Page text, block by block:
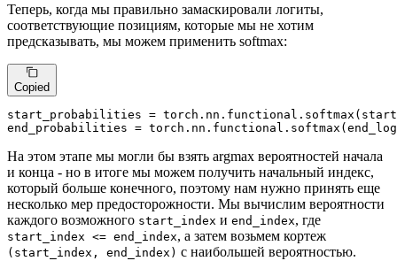
Теперь, когда мы правильно замаскировали логиты,
соответствующие позициям, которые мы не хотим
предсказывать, мы можем применить softmax:
Copied
start_probabilities =
end_probabilities =
На этом этапе мы могли бы взять argmax вероятностей начала
и конца - но в итоге мы можем получить начальный индекс,
который больше конечного, поэтому нам нужно принять еще
несколько мер предосторожности. Мы вычислим вероятности
каждого возможного start_index и end_index, где
start_index <= end_index, а затем возьмем кортеж
(start_index, end_index) с наибольшей вероятностью.